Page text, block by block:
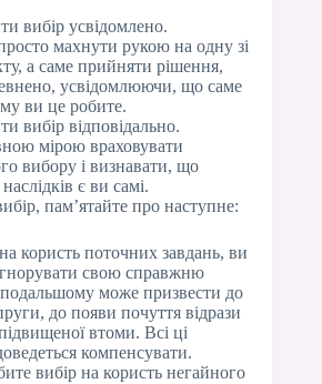
вибір усвідомлено.
махнути рукою на одну зі
а саме прийняти рішення,
усвідомлюючи, що саме
ви це робите.
вибір відповідально.
мірою враховувати
вибору і визнавати, що
є ви самі.
пам’ятайте про наступне:
користь поточних завдань, ви
свою справжню
може призвести до
до появи почуття відрази
втоми. Всі ці
компенсувати.
вибір на користь негайного